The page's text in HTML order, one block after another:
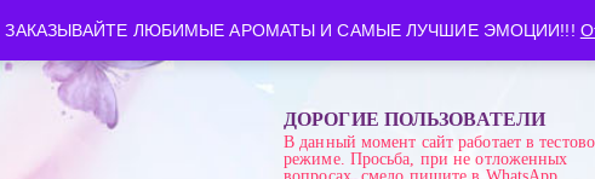
ЗАКАЗЫВАЙТЕ ЛЮБИМЫЕ АРОМАТЫ И САМЫЕ ЛУЧШИЕ ЭМОЦИИ!!!
Время работы: пн-сб 10:00-21:00
ДОРОГИЕ ПОЛЬЗОВАТЕЛИ
В данный момент сайт работает в
режиме. Просьба, при не отложенных